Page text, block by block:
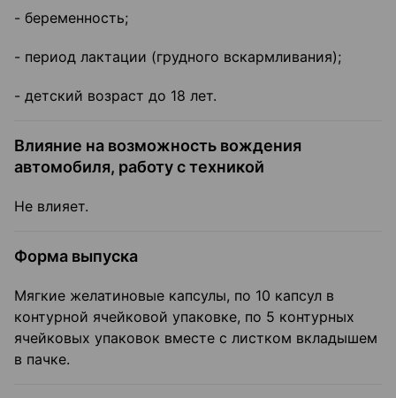
- беременность;
- период лактации (грудного вскармливания);
- детский возраст до 18 лет.
Влияние на возможность вождения
автомобиля, работу с техникой
Не влияет.
Форма выпуска
Мягкие желатиновые капсулы, по 10 капсул в
контурной ячейковой упаковке, по 5 контурных
ячейковых упаковок вместе с листком вкладышем
в пачке.